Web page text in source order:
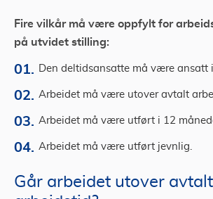
Fire vilkår må være oppfylt for
på utvidet stilling:
Den deltidsansatte må være ansatt
Arbeidet må være utover avtalt
Arbeidet må være utført i 12
Arbeidet må være utført jevnlig.
Går arbeidet utover avtalt